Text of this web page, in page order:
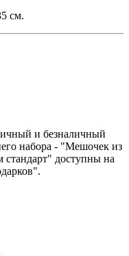
см.
и безналичный
набора - "Мешочек из
доступны на